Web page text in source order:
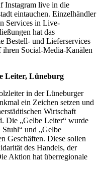
Instagram live in die
eintauchen. Einzelhändler
Services in Live-
hat das
Bestell- und Lieferservices
ihren Social-Media-Kanälen
Leiter, Lüneburg
in der Lüneburger
ein Zeichen setzen und
Wirtschaft
Die „Gelbe Leiter“ wurde
und „Gelbe
Geschäften. Diese sollen
des Handels, der
Aktion hat überregionale